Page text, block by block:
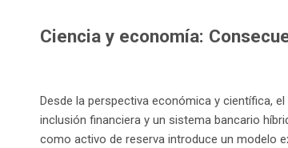
Ciencia y economía:
Desde la perspectiva económica y científica,
inclusión financiera y un sistema bancario
como activo de reserva introduce un modelo